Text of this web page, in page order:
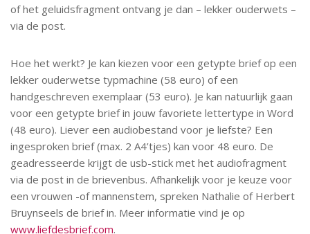
of het geluidsfragment ontvang je dan – lekker ouderwets –
via de post.
Hoe het werkt? Je kan kiezen voor een getypte brief op een
lekker ouderwetse typmachine (58 euro) of een
handgeschreven exemplaar (53 euro). Je kan natuurlijk gaan
voor een getypte brief in jouw favoriete lettertype in Word
(48 euro). Liever een audiobestand voor je liefste? Een
ingesproken brief (max. 2 A4’tjes) kan voor 48 euro. De
geadresseerde krijgt de usb-stick met het audiofragment
via de post in de brievenbus. Afhankelijk voor je keuze voor
een vrouwen -of mannenstem, spreken Nathalie of Herbert
Bruynseels de brief in. Meer informatie vind je op
www.liefdesbrief.com.